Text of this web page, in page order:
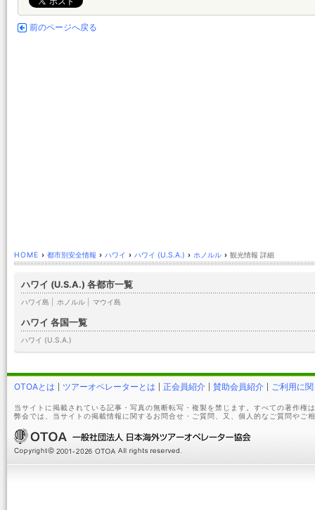
前のページへ戻る
HOME › 都市別安全情報 › ハワイ › ハワイ (U.S.A.) › ホノルル › 観光情報 詳細
ハワイ (U.S.A.) 各都市一覧
ハワイ島 ホノルル マウイ島
ハワイ 各国一覧
ハワイ (U.S.A.)
OTOAとは ツアーオペレーターとは 正会員紹介 賛助会員紹介 ご利用に
当サイトに掲載されている記事・写真の無断転写・複製を禁じます。すべての著作権
弊会では、当サイトの掲載情報に関するお問合せ・ご質問、又、個人的なご質問やご